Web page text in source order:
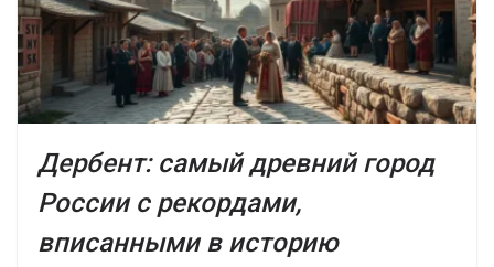
Дербент: самый древний город
России с рекордами,
вписанными в историю